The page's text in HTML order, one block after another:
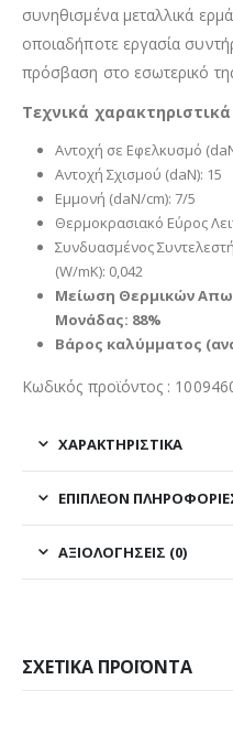
συνηθισμένα μεταλλικά
οποιαδήποτε εργασία
πρόσβαση στο εσωτερικό
Τεχνικά
Αντοχή σε Εφελκυσμό
Αντοχή Σχισμού (daN): 15
Εμμονή (daN/cm): 7/5
Θερμοκρασιακό Εύρος
Συνδυασμένος
(W/mK): 0,042
Μείωση Θερμικών
Μονάδας: 88%
Βάρος καλύμματος
Κωδικός προϊόντος :
ΧΑΡΑΚΤΗΡΙΣΤΙΚΑ
ΕΠΙΠΛΈΟΝ
ΑΞΙΟΛΟΓΉΣΕΙΣ (0)
ΣΧΕΤΙΚΆ ΠΡΟΪΌΝΤΑ